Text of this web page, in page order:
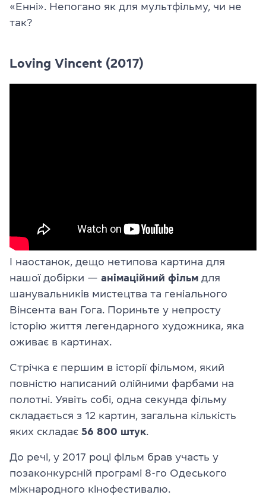
«Енні». Непогано як для мультфільму, чи не
так?
Loving Vincent (2017)
І наостанок, дещо нетипова картина для
нашої добірки — анімаційний фільм для
шанувальників мистецтва та геніального
Вінсента ван Гога. Пориньте у непросту
історію життя легендарного художника, яка
оживає в картинах.
Стрічка є першим в історії фільмом, який
повністю написаний олійними фарбами на
полотні. Уявіть собі, одна секунда фільму
складається з 12 картин, загальна кількість
яких складає 56 800 штук.
До речі, у 2017 році фільм брав участь у
позаконкурсній програмі 8-го Одеського
міжнародного кінофестивалю.